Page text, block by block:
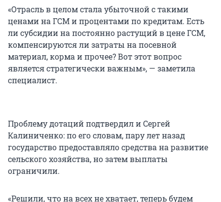
«Отрасль в целом стала убыточной с такими
ценами на ГСМ и процентами по кредитам. Есть
ли субсидии на постоянно растущий в цене ГСМ,
компенсируются ли затраты на посевной
материал, корма и прочее? Вот этот вопрос
является стратегически важным», — заметила
специалист.
Проблему дотаций подтвердил и Сергей
Калиниченко: по его словам, пару лет назад
государство предоставляло средства на развитие
сельского хозяйства, но затем выплаты
ограничили.
«Решили, что на всех не хватает, теперь будем